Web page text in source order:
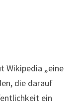
Wikipedia „eine
die darauf
ein